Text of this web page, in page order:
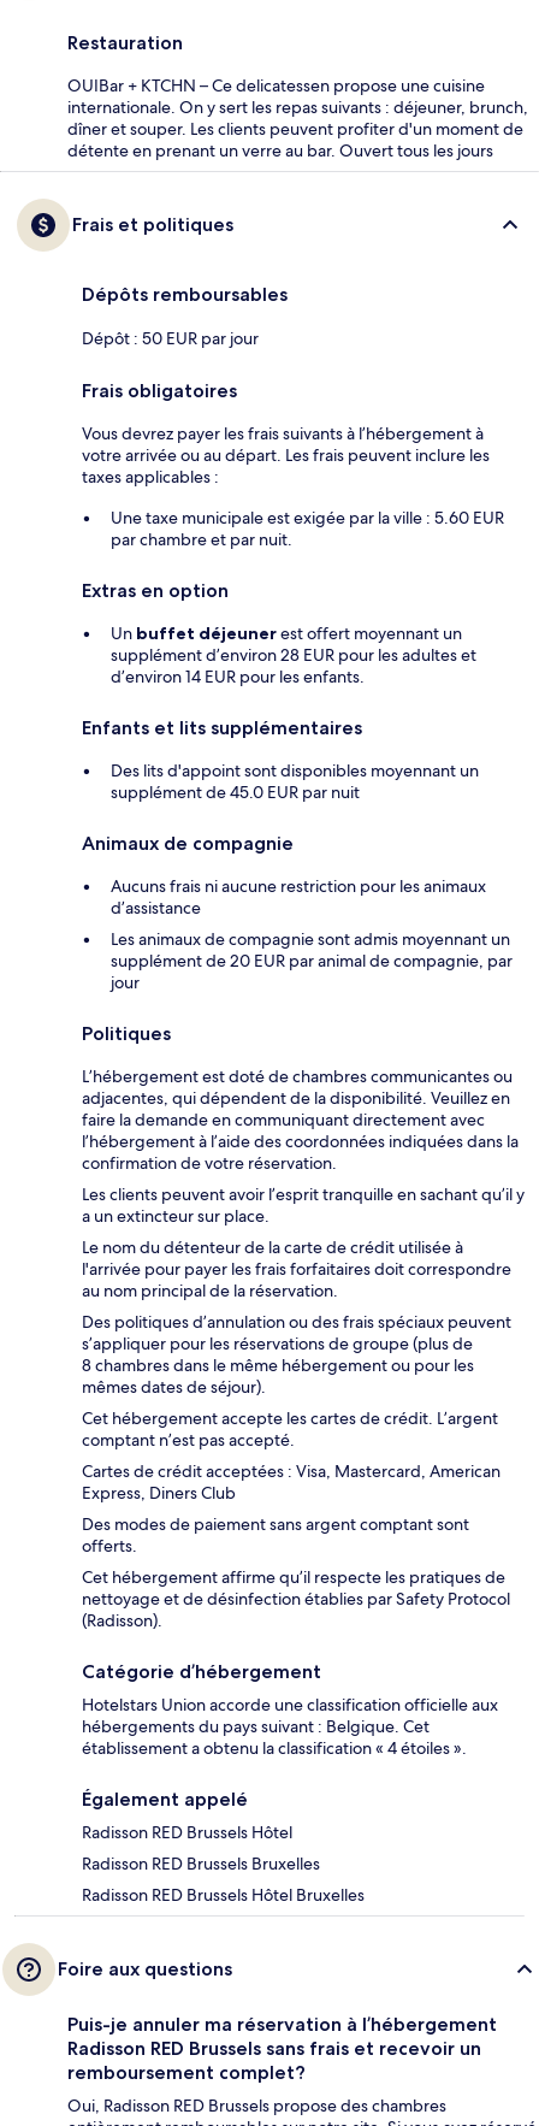
Restauration
OUIBar + KTCHN – Ce delicatessen propose une cuisine
internationale. On y sert les repas suivants : déjeuner, brunch,
dîner et souper. Les clients peuvent profiter d'un moment de
détente en prenant un verre au bar. Ouvert tous les jours
Frais et politiques
Dépôts remboursables
Dépôt : 50 EUR par jour
Frais obligatoires
Vous devrez payer les frais suivants à l’hébergement à
votre arrivée ou au départ. Les frais peuvent inclure les
taxes applicables :
Une taxe municipale est exigée par la ville : 5.60 EUR
par chambre et par nuit.
Extras en option
Un buffet déjeunerest offert moyennant un
supplément d’environ 28 EUR pour les adultes et
d’environ 14 EUR pour les enfants.
Enfants et lits supplémentaires
Des lits d'appoint sont disponibles moyennant un
supplément de 45.0 EUR par nuit
Animaux de compagnie
Aucuns frais ni aucune restriction pour les animaux
d’assistance
Les animaux de compagnie sont admis moyennant un
supplément de 20 EUR par animal de compagnie, par
jour
Politiques
L’hébergement est doté de chambres communicantes ou
adjacentes, qui dépendent de la disponibilité. Veuillez en
faire la demande en communiquant directement avec
l’hébergement à l’aide des coordonnées indiquées dans la
confirmation de votre réservation.
Les clients peuvent avoir l’esprit tranquille en sachant qu’il y
a un extincteur sur place.
Le nom du détenteur de la carte de crédit utilisée à
l'arrivée pour payer les frais forfaitaires doit correspondre
au nom principal de la réservation.
Des politiques d’annulation ou des frais spéciaux peuvent
s’appliquer pour les réservations de groupe (plus de
8 chambres dans le même hébergement ou pour les
mêmes dates de séjour).
Cet hébergement accepte les cartes de crédit. L’argent
comptant n’est pas accepté.
Cartes de crédit acceptées : Visa, Mastercard, American
Express, Diners Club
Des modes de paiement sans argent comptant sont
offerts.
Cet hébergement affirme qu’il respecte les pratiques de
nettoyage et de désinfection établies par Safety Protocol
(Radisson).
Catégorie d’hébergement
Hotelstars Union accorde une classification officielle aux
hébergements du pays suivant : Belgique. Cet
établissement a obtenu la classification « 4 étoiles ».
Également appelé
Radisson RED Brussels Hôtel
Radisson RED Brussels Bruxelles
Radisson RED Brussels Hôtel Bruxelles
Foire aux questions
Puis-je annuler ma réservation à l’hébergement
Radisson RED Brussels sans frais et recevoir un
remboursement complet?
Oui, Radisson RED Brussels propose des chambres